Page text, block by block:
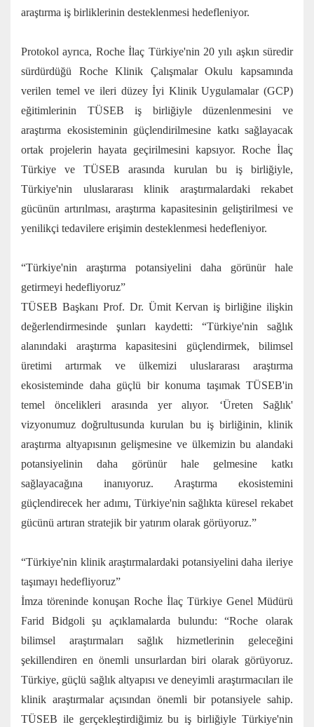
araştırma iş birliklerinin desteklenmesi hedefleniyor.
Protokol ayrıca, Roche İlaç Türkiye'nin 20 yılı aşkın süredir
sürdürdüğü Roche Klinik Çalışmalar Okulu kapsamında
verilen temel ve ileri düzey İyi Klinik Uygulamalar (GCP)
eğitimlerinin TÜSEB iş birliğiyle düzenlenmesini ve
araştırma ekosisteminin güçlendirilmesine katkı sağlayacak
ortak projelerin hayata geçirilmesini kapsıyor. Roche İlaç
Türkiye ve TÜSEB arasında kurulan bu iş birliğiyle,
Türkiye'nin uluslararası klinik araştırmalardaki rekabet
gücünün artırılması, araştırma kapasitesinin geliştirilmesi ve
yenilikçi tedavilere erişimin desteklenmesi hedefleniyor.
“Türkiye'nin araştırma potansiyelini daha görünür hale
getirmeyi hedefliyoruz”
TÜSEB Başkanı Prof. Dr. Ümit Kervan iş birliğine ilişkin
değerlendirmesinde şunları kaydetti: “Türkiye'nin sağlık
alanındaki araştırma kapasitesini güçlendirmek, bilimsel
üretimi artırmak ve ülkemizi uluslararası araştırma
ekosisteminde daha güçlü bir konuma taşımak TÜSEB'in
temel öncelikleri arasında yer alıyor. ‘Üreten Sağlık'
vizyonumuz doğrultusunda kurulan bu iş birliğinin, klinik
araştırma altyapısının gelişmesine ve ülkemizin bu alandaki
potansiyelinin daha görünür hale gelmesine katkı
sağlayacağına inanıyoruz. Araştırma ekosistemini
güçlendirecek her adımı, Türkiye'nin sağlıkta küresel rekabet
gücünü artıran stratejik bir yatırım olarak görüyoruz.”
“Türkiye'nin klinik araştırmalardaki potansiyelini daha ileriye
taşımayı hedefliyoruz”
İmza töreninde konuşan Roche İlaç Türkiye Genel Müdürü
Farid Bidgoli şu açıklamalarda bulundu: “Roche olarak
bilimsel araştırmaları sağlık hizmetlerinin geleceğini
şekillendiren en önemli unsurlardan biri olarak görüyoruz.
Türkiye, güçlü sağlık altyapısı ve deneyimli araştırmacıları ile
klinik araştırmalar açısından önemli bir potansiyele sahip.
TÜSEB ile gerçekleştirdiğimiz bu iş birliğiyle Türkiye'nin